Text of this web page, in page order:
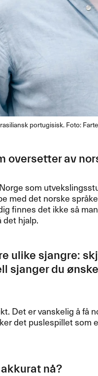
portugisisk. Foto:
oversetter av
som
med det norske
finnes det ikke s​å
det hjalp.​​
ulike sjangre:
sjanger du
Det er vanskelig ​å f​å
det puslespillet som
n​å​?​​